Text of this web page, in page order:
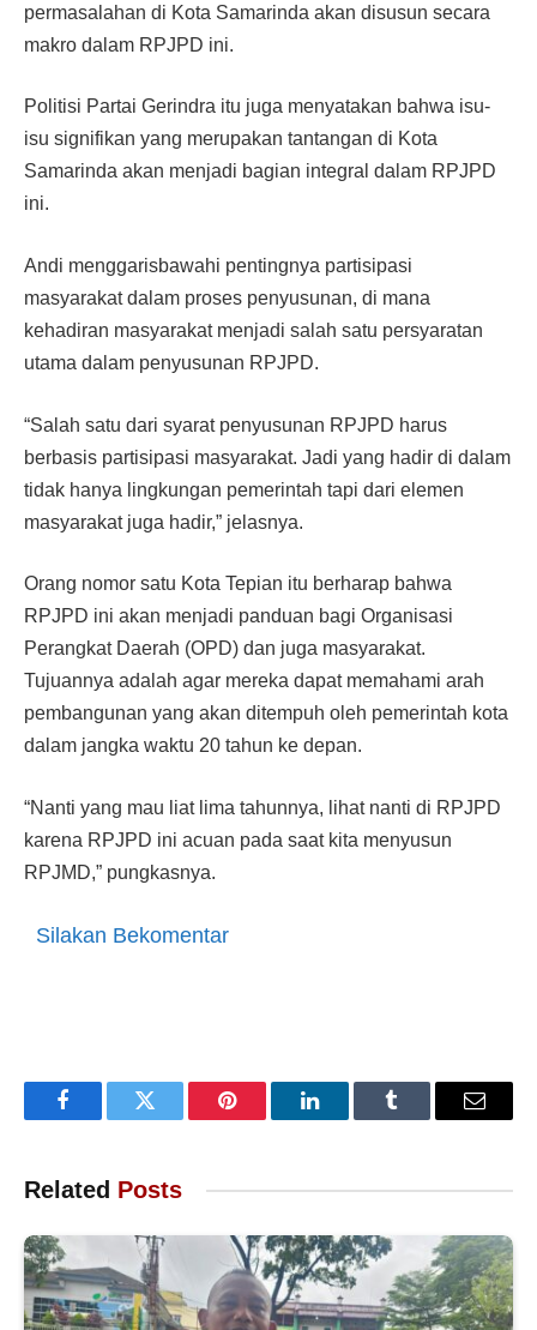
permasalahan di Kota Samarinda akan disusun secara
makro dalam RPJPD ini.
Politisi Partai Gerindra itu juga menyatakan bahwa isu-
isu signifikan yang merupakan tantangan di Kota
Samarinda akan menjadi bagian integral dalam RPJPD
ini.
Andi menggarisbawahi pentingnya partisipasi
masyarakat dalam proses penyusunan, di mana
kehadiran masyarakat menjadi salah satu persyaratan
utama dalam penyusunan RPJPD.
“Salah satu dari syarat penyusunan RPJPD harus
berbasis partisipasi masyarakat. Jadi yang hadir di dalam
tidak hanya lingkungan pemerintah tapi dari elemen
masyarakat juga hadir,” jelasnya.
Orang nomor satu Kota Tepian itu berharap bahwa
RPJPD ini akan menjadi panduan bagi Organisasi
Perangkat Daerah (OPD) dan juga masyarakat.
Tujuannya adalah agar mereka dapat memahami arah
pembangunan yang akan ditempuh oleh pemerintah kota
dalam jangka waktu 20 tahun ke depan.
“Nanti yang mau liat lima tahunnya, lihat nanti di RPJPD
karena RPJPD ini acuan pada saat kita menyusun
RPJMD,” pungkasnya.
Silakan Bekomentar
FacebookTwitter Pinterest LinkedInTumblr Email
Related Posts